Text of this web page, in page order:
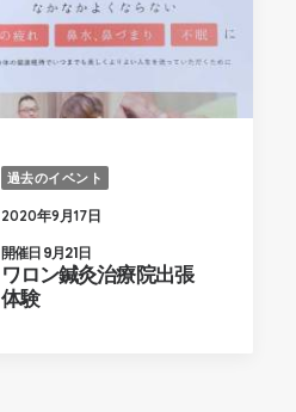
過去のイベント
2020年9月17日
開催日 9月21日
ワロン鍼灸治療院出張
体験